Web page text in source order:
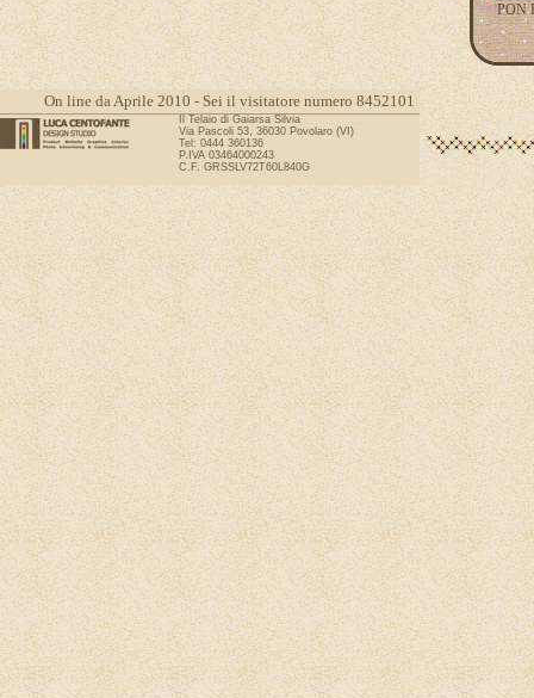
PON
On line da Aprile 2010 - Sei il visitatore numero 8452101
Il Telaio di Gaiarsa Silvia
Via Pascoli 53, 36030 Povolaro (VI)
Tel: 0444 360136
P.IVA 03464000243
C.F. GRSSLV72T60L840G